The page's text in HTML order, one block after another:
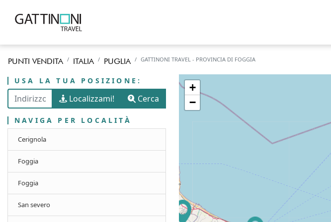
PUNTI VENDITA ITALIA PUGLIA GATTINONI TRAVEL - PROVINCIA DI FOGGIA
USA LA TUA POSIZIONE:
Localizzami! Cerca
NAVIGA PER LOCALITÀ
Cerignola
Foggia
Foggia
San severo
+
−